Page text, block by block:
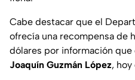
Cabe destacar que el
ofrecía una recompensa de
dólares por información
Joaquín Guzmán López,